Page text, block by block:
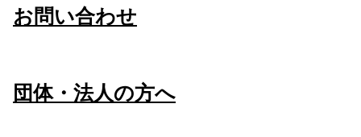
お問い合わせ
団体・法人の方へ